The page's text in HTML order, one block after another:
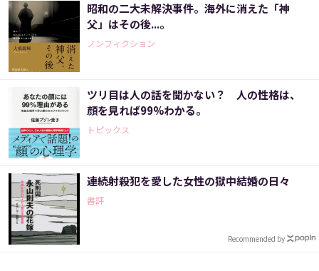
昭和の二大未解決事件。海外に消えた「神
父」はその後...。
ノンフィクション
ツリ目は人の話を聞かない？ 人の性格は、
顔を見れば99%わかる。
トピックス
連続射殺犯を愛した女性の獄中結婚の日々
書評
Recommended by